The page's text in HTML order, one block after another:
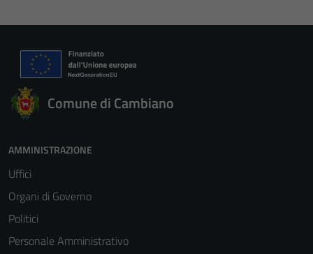
Comune di Cambiano
AMMINISTRAZIONE
Uffici
Organi di Governo
Politici
Personale Amministrativo